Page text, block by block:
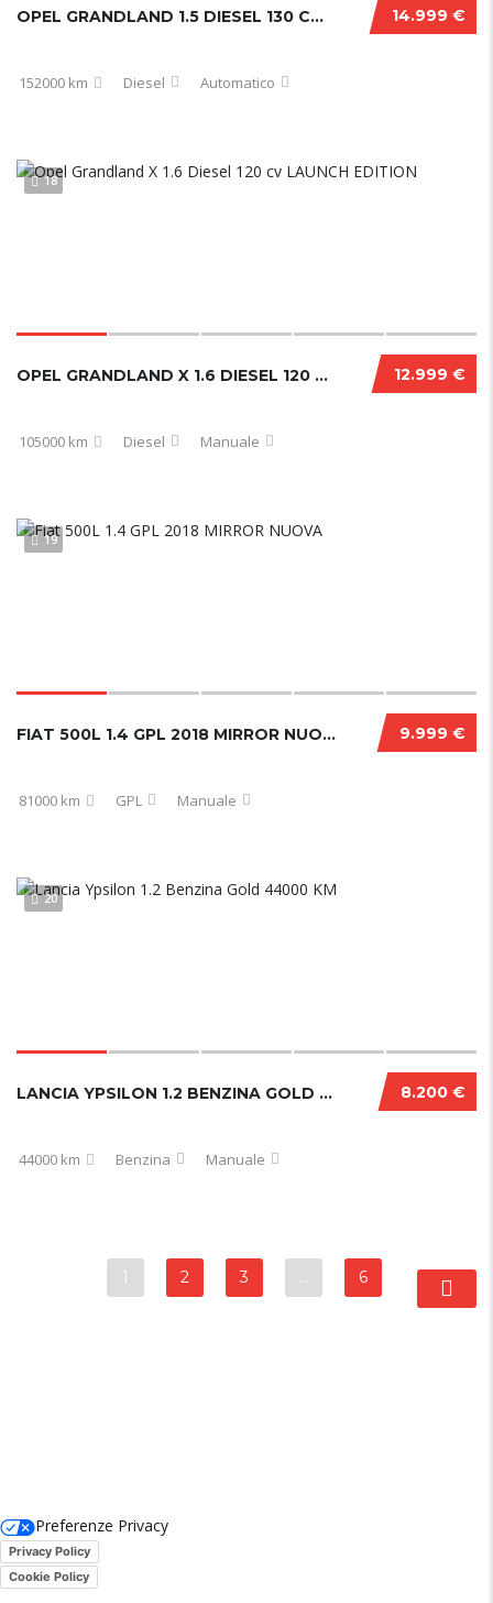
14.999 €
OPEL GRANDLAND 1.5 DIESEL 130 CV ULTIMATE 10/2022
152000 km Diesel Automatico
18
12.999 €
OPEL GRANDLAND X 1.6 DIESEL 120 CV LAUNCH EDITION
105000 km Diesel Manuale
19
9.999 €
FIAT 500L 1.4 GPL 2018 MIRROR NUOVA
81000 km GPL Manuale
20
8.200 €
LANCIA YPSILON 1.2 BENZINA GOLD 44000 KM
44000 km Benzina Manuale
1 2 3 … 6
Preferenze Privacy
Privacy Policy
Cookie Policy